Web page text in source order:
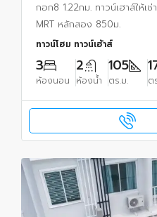
กอก8 1.22กม. ทาวน์เฮาส์ให้เ
MRT หลักสอง 850ม.
ทาวน์โฮม ทาวน์เฮ้าส์
3
ห้องนอน
2
ห้องน้ำ
105
ตร.ม. ต